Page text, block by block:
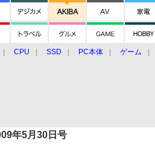
CPU SSD PC本体 ゲーム
年5月30日号